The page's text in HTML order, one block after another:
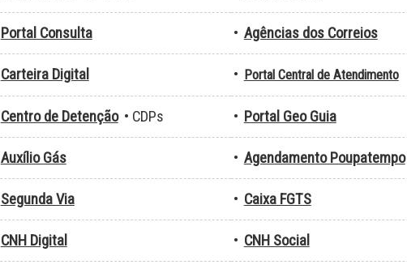
Portal Consulta • Agências dos Correios
Carteira Digital • Portal Central de Atendimento
Centro de Detenção • CDPs • Portal Geo Guia
Auxílio Gás • Agendamento Poupatempo
Segunda Via • Caixa FGTS
CNH Digital • CNH Social